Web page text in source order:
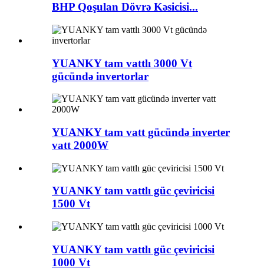
BHP Qoşulan Dövrə Kəsicisi...
YUANKY tam vattlı 3000 Vt
gücündə invertorlar
YUANKY tam vatt gücündə inverter
vatt 2000W
YUANKY tam vattlı güc çeviricisi
1500 Vt
YUANKY tam vattlı güc çeviricisi
1000 Vt